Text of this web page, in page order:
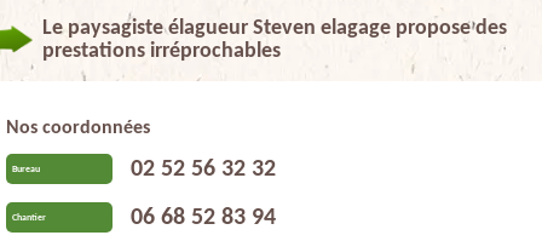
Le paysagiste élagueur Steven elagage propose des
prestations irréprochables
Nos coordonnées
Bureau 02 52 56 32 32
Chantier 06 68 52 83 94